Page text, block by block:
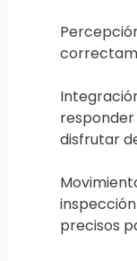
disfrutar
precisos